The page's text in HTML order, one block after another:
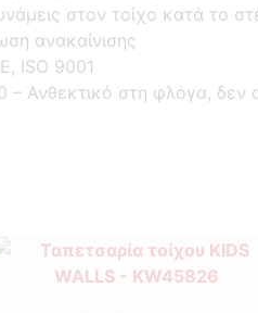
στον τοίχο κατά το
ανακαίνισης
ISO 9001
– Ανθεκτικό στη φλόγα, δεν